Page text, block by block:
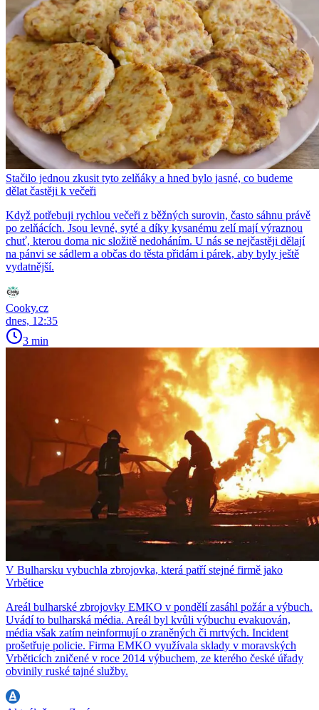
Stačilo jednou zkusit tyto zelňáky a hned bylo jasné, co budeme
dělat častěji k večeři
Když potřebuji rychlou večeři z běžných surovin, často sáhnu právě
po zelňácích. Jsou levné, syté a díky kysanému zelí mají výraznou
chuť, kterou doma nic složitě nedoháním. U nás se nejčastěji dělají
na pánvi se sádlem a občas do těsta přidám i párek, aby byly ještě
vydatnější.
Cooky.cz
dnes, 12:35
3 min
V Bulharsku vybuchla zbrojovka, která patří stejné firmě jako
Vrbětice
Areál bulharské zbrojovky EMKO v pondělí zasáhl požár a výbuch.
Uvádí to bulharská média. Areál byl kvůli výbuchu evakuován,
média však zatím neinformují o zraněných či mrtvých. Incident
prošetřuje policie. Firma EMKO využívala sklady v moravských
Vrběticích zničené v roce 2014 výbuchem, ze kterého české úřady
obvinily ruské tajné služby.